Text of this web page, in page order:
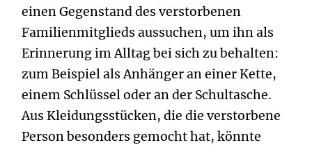
einen Gegenstand des verstorbenen
Familienmitglieds aussuchen, um ihn als
Erinnerung im Alltag bei sich zu behalten:
zum Beispiel als Anhänger an einer Kette,
einem Schlüssel oder an der Schultasche.
Aus Kleidungsstücken, die die verstorbene
Person besonders gemocht hat, könnte